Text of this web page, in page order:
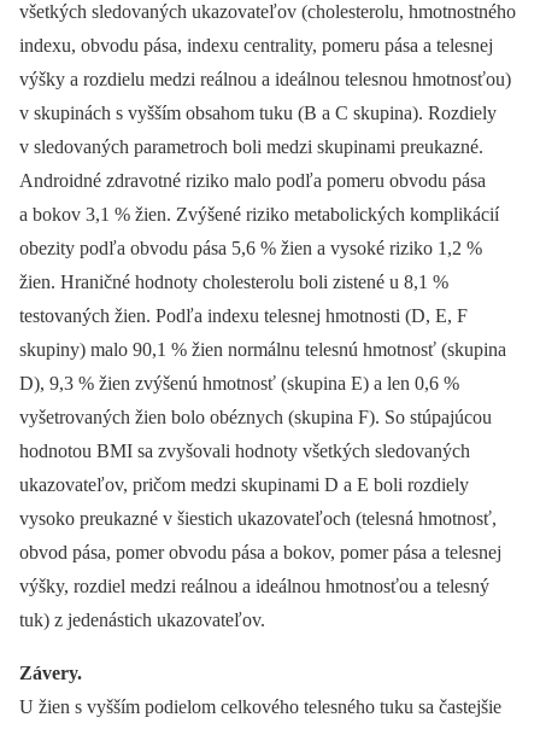
všetkých sledovaných ukazovateľov (cholesterolu, hmotnostného
indexu, obvodu pása, indexu centrality, pomeru pása a telesnej
výšky a rozdielu medzi reálnou a ideálnou telesnou hmotnosťou)
v skupinách s vyšším obsahom tuku (B a C skupina). Rozdiely
v sledovaných parametroch boli medzi skupinami preukazné.
Androidné zdravotné riziko malo podľa pomeru obvodu pása
a bokov 3,1 % žien. Zvýšené riziko metabolických komplikácií
obezity podľa obvodu pása 5,6 % žien a vysoké riziko 1,2 %
žien. Hraničné hodnoty cholesterolu boli zistené u 8,1 %
testovaných žien. Podľa indexu telesnej hmotnosti (D, E, F
skupiny) malo 90,1 % žien normálnu telesnú hmotnosť (skupina
D), 9,3 % žien zvýšenú hmotnosť (skupina E) a len 0,6 %
vyšetrovaných žien bolo obéznych (skupina F). So stúpajúcou
hodnotou BMI sa zvyšovali hodnoty všetkých sledovaných
ukazovateľov, pričom medzi skupinami D a E boli rozdiely
vysoko preukazné v šiestich ukazovateľoch (telesná hmotnosť,
obvod pása, pomer obvodu pása a bokov, pomer pása a telesnej
výšky, rozdiel medzi reálnou a ideálnou hmotnosťou a telesný
tuk) z jedenástich ukazovateľov.
Závery.
U žien s vyšším podielom celkového telesného tuku sa častejšie